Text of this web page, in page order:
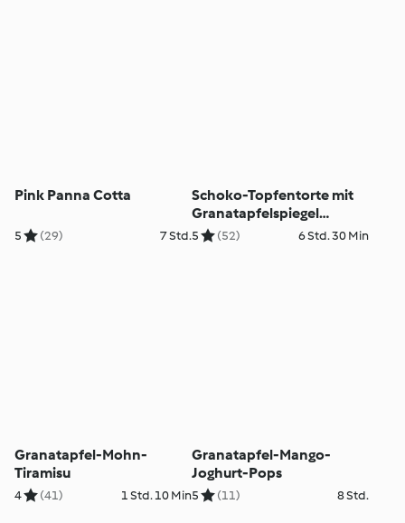
Pink Panna Cotta
5 (29) 7 Std.
Schoko-Topfentorte mit
Granatapfelspiegel
(glutenfrei)
5 (52) 6 Std. 30 Min
Granatapfel-Mohn-
Tiramisu
4 (41) 1 Std. 10 Min
Granatapfel-Mango-
Joghurt-Pops
5 (11) 8 Std.